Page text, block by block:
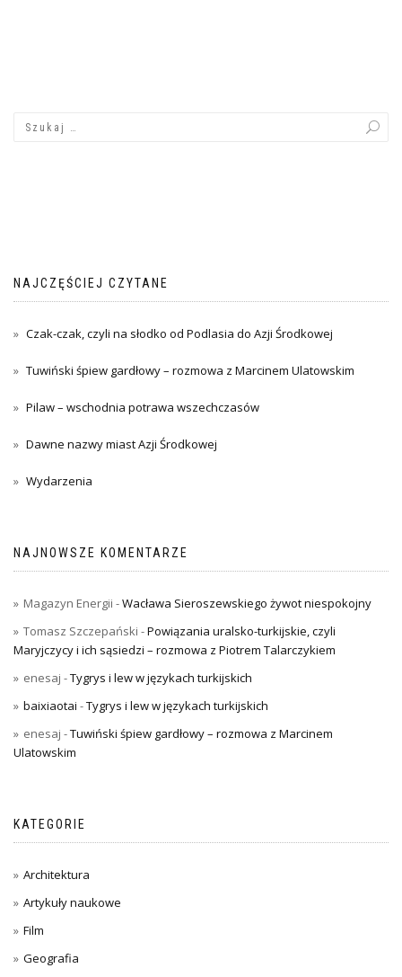
NAJCZĘŚCIEJ CZYTANE
Czak-czak, czyli na słodko od Podlasia do Azji Środkowej
Tuwiński śpiew gardłowy – rozmowa z Marcinem Ulatowskim
Pilaw – wschodnia potrawa wszechczasów
Dawne nazwy miast Azji Środkowej
Wydarzenia
NAJNOWSZE KOMENTARZE
Magazyn Energii -Wacława Sieroszewskiego żywot niespokojny
Tomasz Szczepański -Powiązania uralsko-turkijskie, czyli
Maryjczycy i ich sąsiedzi – rozmowa z Piotrem Talarczykiem
enesaj -Tygrys i lew w językach turkijskich
baixiaotai -Tygrys i lew w językach turkijskich
enesaj -Tuwiński śpiew gardłowy – rozmowa z Marcinem
Ulatowskim
KATEGORIE
Architektura
Artykuły naukowe
Film
Geografia